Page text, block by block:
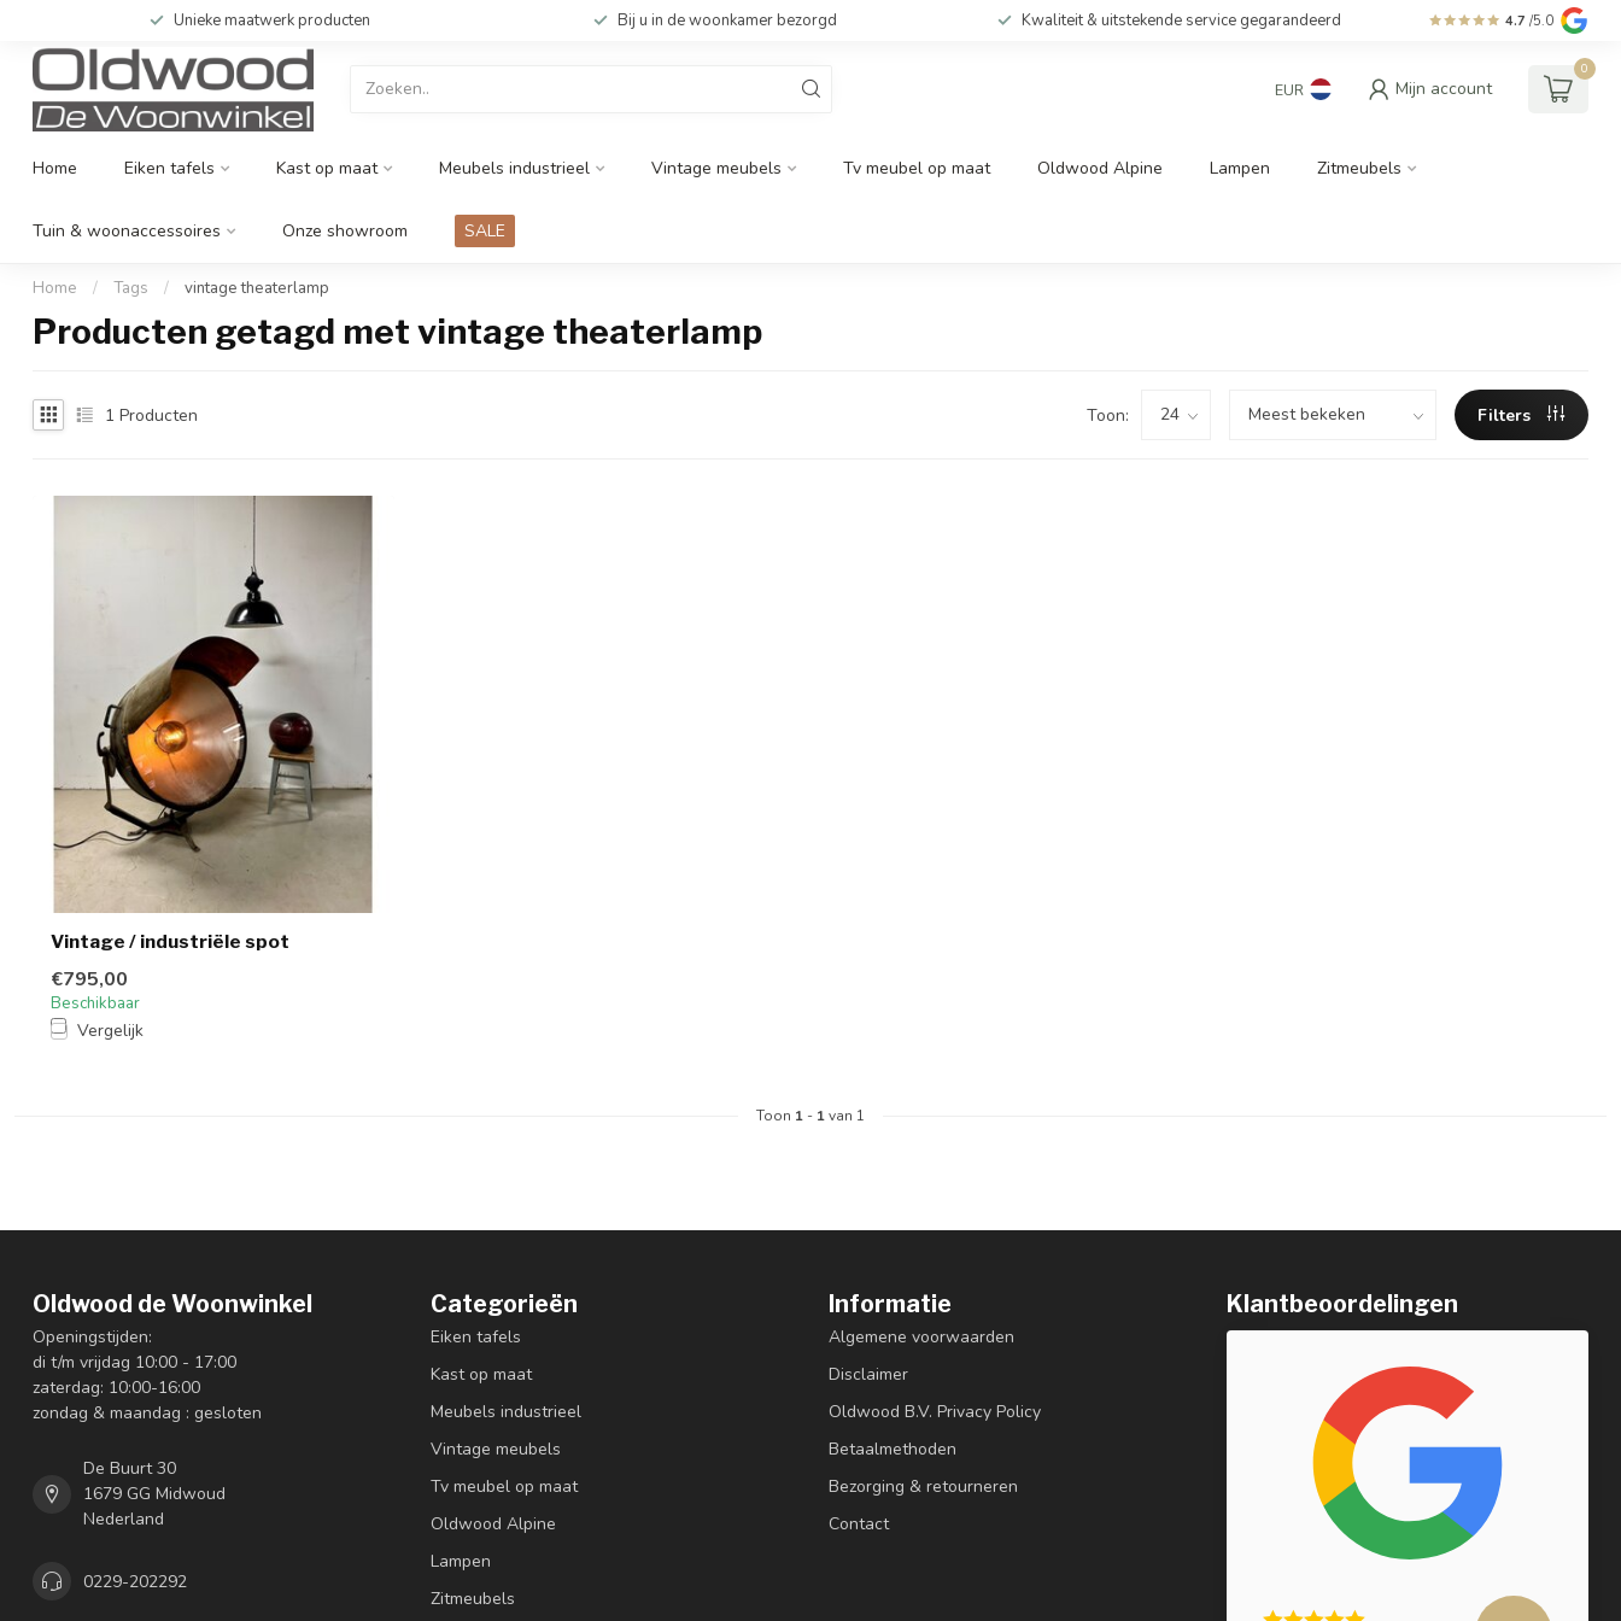
Unieke maatwerk producten Bij u in de woonkamer bezorgd Kwaliteit & uitstekende service gegarandeerd 4.7 /5.0
EUR Mijn account
0
Home Eiken tafels Kast op maat Meubels industrieel Vintage meubels Tv meubel op maat Oldwood Alpine Lampen Zitmeubels
Tuin & woonaccessoires Onze showroom SALE
Home / Tags / vintage theaterlamp
Producten getagd met vintage theaterlamp
1 Producten Toon: Filters
Vintage / industriële spot
€795,00
Beschikbaar
Vergelijk
Toon 1 - 1van 1
Oldwood de Woonwinkel
Openingstijden:
di t/m vrijdag 10:00 - 17:00
zaterdag: 10:00-16:00
zondag & maandag : gesloten
De Buurt 30
1679 GG Midwoud
Nederland
0229-202292
Categorieën
Eiken tafels
Kast op maat
Meubels industrieel
Vintage meubels
Tv meubel op maat
Oldwood Alpine
Lampen
Zitmeubels
Informatie
Algemene voorwaarden
Disclaimer
Oldwood B.V. Privacy Policy
Betaalmethoden
Bezorging & retourneren
Contact
Klantbeoordelingen